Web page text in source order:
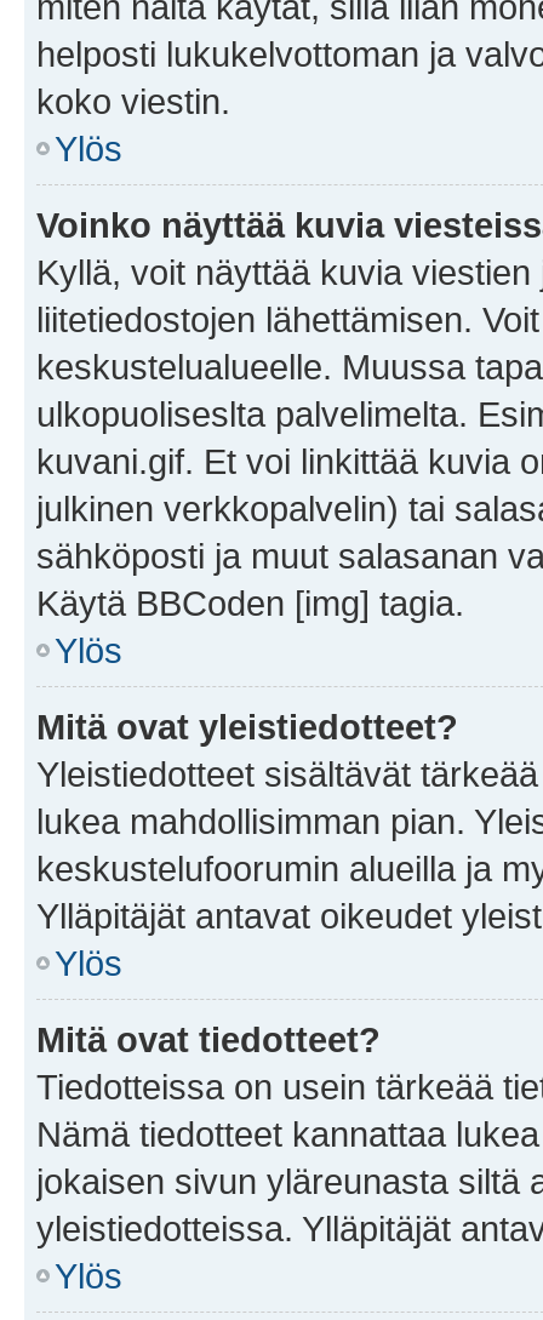
helposti lukukelvottoman ja
koko viestin.
Ylös
Voinko näyttää kuvia
Kyllä, voit näyttää kuvia
liitetiedostojen lähettämisen.
keskustelualueelle. Muussa
ulkopuoliseslta palvelimelta.
kuvani.gif. Et voi linkittää kuvia
julkinen verkkopalvelin) tai
sähköposti ja muut salasanan
Käytä BBCoden [img] tagia.
Ylös
Mitä ovat yleistiedotteet?
Yleistiedotteet sisältävät
lukea mahdollisimman pian.
keskustelufoorumin alueilla ja
Ylläpitäjät antavat oikeudet
Ylös
Mitä ovat tiedotteet?
Tiedotteissa on usein tärkeää
Nämä tiedotteet kannattaa
jokaisen sivun yläreunasta siltä
yleistiedotteissa. Ylläpitäjät
Ylös